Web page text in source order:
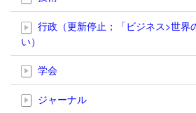
行政（更新停止；「ビジネス>世界
い）
学会
ジャーナル